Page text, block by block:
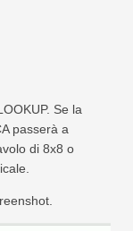
Se la
passerà a
di 8x8 o